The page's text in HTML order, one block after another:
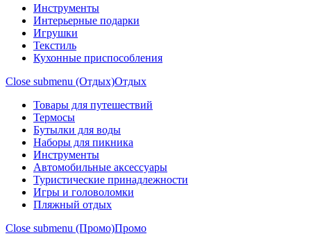
Инструменты
Интерьерные подарки
Игрушки
Текстиль
Кухонные приспособления
Close submenu (Отдых)Отдых
Товары для путешествий
Термосы
Бутылки для воды
Наборы для пикника
Инструменты
Автомобильные аксессуары
Туристические принадлежности
Игры и головоломки
Пляжный отдых
Close submenu (Промо)Промо